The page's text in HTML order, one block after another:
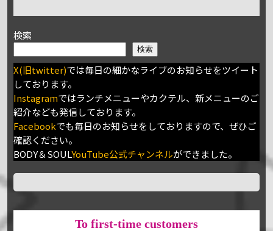
検索
検索
X(旧twitter)では毎日の細かなライブのお知らせをツイート
しております。
Instagramではランチメニューやカクテル、新メニューのご
紹介なども発信しております。
Facebookでも毎日のお知らせをしておりますので、ぜひご
確認ください。
BODY＆SOULYouTube公式チャンネルができました。
To first-time customers